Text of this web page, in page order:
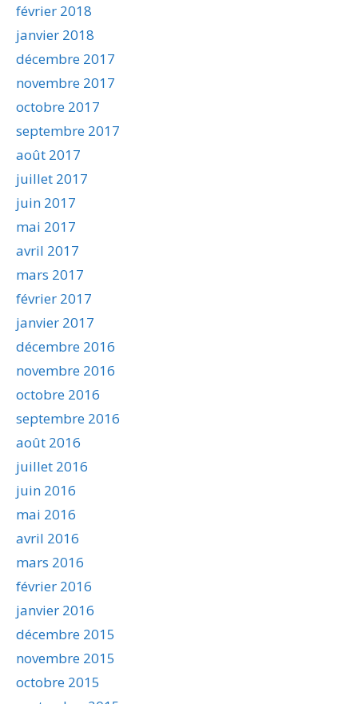
février 2018
janvier 2018
décembre 2017
novembre 2017
octobre 2017
septembre 2017
août 2017
juillet 2017
juin 2017
mai 2017
avril 2017
mars 2017
février 2017
janvier 2017
décembre 2016
novembre 2016
octobre 2016
septembre 2016
août 2016
juillet 2016
juin 2016
mai 2016
avril 2016
mars 2016
février 2016
janvier 2016
décembre 2015
novembre 2015
octobre 2015